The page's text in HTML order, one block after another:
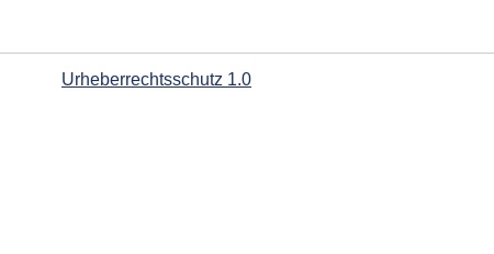
Urheberrechtsschutz 1.0